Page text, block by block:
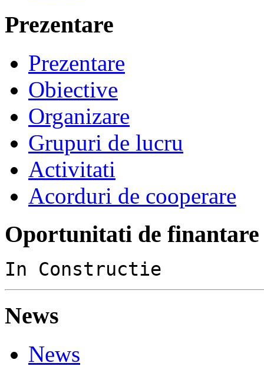
Prezentare
Prezentare
Obiective
Organizare
Grupuri de lucru
Activitati
Acorduri de cooperare
Oportunitati de finantare
In Constructie
News
News